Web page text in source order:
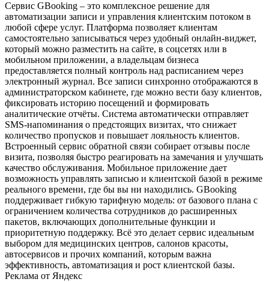
Сервис GBooking – это комплексное решение для
автоматизации записи и управления клиентским потоком в
любой сфере услуг. Платформа позволяет клиентам
самостоятельно записываться через удобный онлайн‑виджет,
который можно разместить на сайте, в соцсетях или в
мобильном приложении, а владельцам бизнеса
предоставляется полный контроль над расписанием через
электронный журнал. Все записи синхронно отображаются в
администраторском кабинете, где можно вести базу клиентов,
фиксировать историю посещений и формировать
аналитические отчёты. Система автоматически отправляет
SMS‑напоминания о предстоящих визитах, что снижает
количество пропусков и повышает лояльность клиентов.
Встроенный сервис обратной связи собирает отзывы после
визита, позволяя быстро реагировать на замечания и улучшать
качество обслуживания. Мобильное приложение дает
возможность управлять записью и клиентской базой в режиме
реального времени, где бы вы ни находились. GBooking
поддерживает гибкую тарифную модель: от базового плана с
ограничением количества сотрудников до расширенных
пакетов, включающих дополнительные функции и
приоритетную поддержку. Всё это делает сервис идеальным
выбором для медицинских центров, салонов красоты,
автосервисов и прочих компаний, которым важна
эффективность, автоматизация и рост клиентской базы.
Реклама от Яндекс